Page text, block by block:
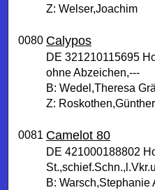
Z: Welser,Joachim
0080 Calypos
DE 321210115695
ohne Abzeichen,---
B: Wedel,Theresa
Z: Roskothen,Günther
0081 Camelot 80
DE 421000188802
B: Warsch,Stephanie